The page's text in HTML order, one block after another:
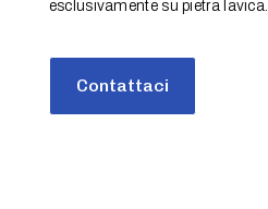
esclusivamente su pietra lavica.
Contattaci